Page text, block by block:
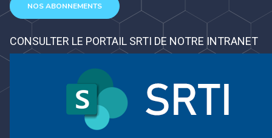
NOS ABONNEMENTS
CONSULTER LE PORTAIL SRTI DE NOTRE INTRANET